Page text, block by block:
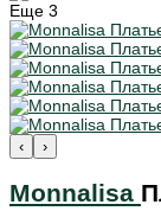
Еще 3
‹ ›
Monnalisa